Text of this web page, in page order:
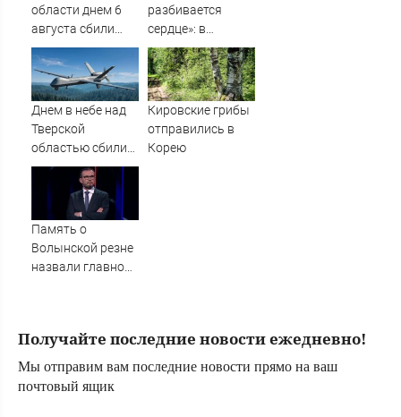
области днем 6
августа сбили
украинские БПЛА
разбивается
сердце»: в
Таиланде
простились с
убитыми
россиянами
Дианой
Днем в небе над
Тверской
областью сбили
БПЛА
Кировские грибы
отправились в
Корею
Память о
Волынской резне
назвали главной
Новости на
Получайте последние новости ежедневно!
Мы отправим вам последние новости прямо на ваш
почтовый ящик